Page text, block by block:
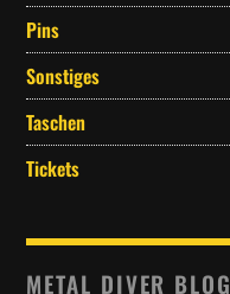
Pins
Sonstiges
Taschen
Tickets
METAL DIVER BLOG